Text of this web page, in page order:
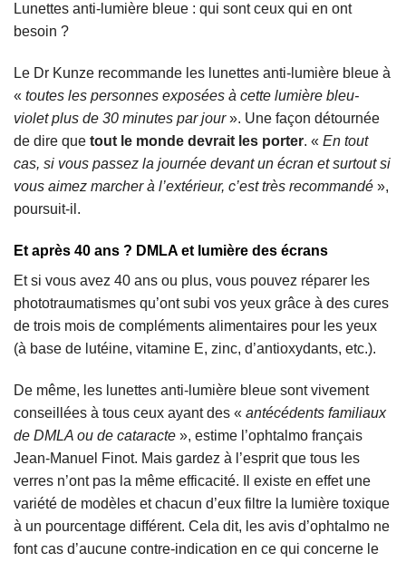
Lunettes anti-lumière bleue : qui sont ceux qui en ont
besoin ?
Le Dr Kunze recommande les lunettes anti-lumière bleue à
« toutes les personnes exposées à cette lumière bleu-
violet plus de 30 minutes par jour». Une façon détournée
de dire que tout le monde devrait les porter. « En tout
cas, si vous passez la journée devant un écran et surtout si
vous aimez marcher à l’extérieur, c’est très recommandé »,
poursuit-il.
Et après 40 ans ? DMLA et lumière des écrans
Et si vous avez 40 ans ou plus, vous pouvez réparer les
phototraumatismes qu’ont subi vos yeux grâce à des cures
de trois mois de compléments alimentaires pour les yeux
(à base de lutéine, vitamine E, zinc, d’antioxydants, etc.).
De même, les lunettes anti-lumière bleue sont vivement
conseillées à tous ceux ayant des « antécédents familiaux
de DMLA ou de cataracte », estime l’ophtalmo français
Jean-Manuel Finot. Mais gardez à l’esprit que tous les
verres n’ont pas la même efficacité. Il existe en effet une
variété de modèles et chacun d’eux filtre la lumière toxique
à un pourcentage différent. Cela dit, les avis d’ophtalmo ne
font cas d’aucune contre-indication en ce qui concerne le